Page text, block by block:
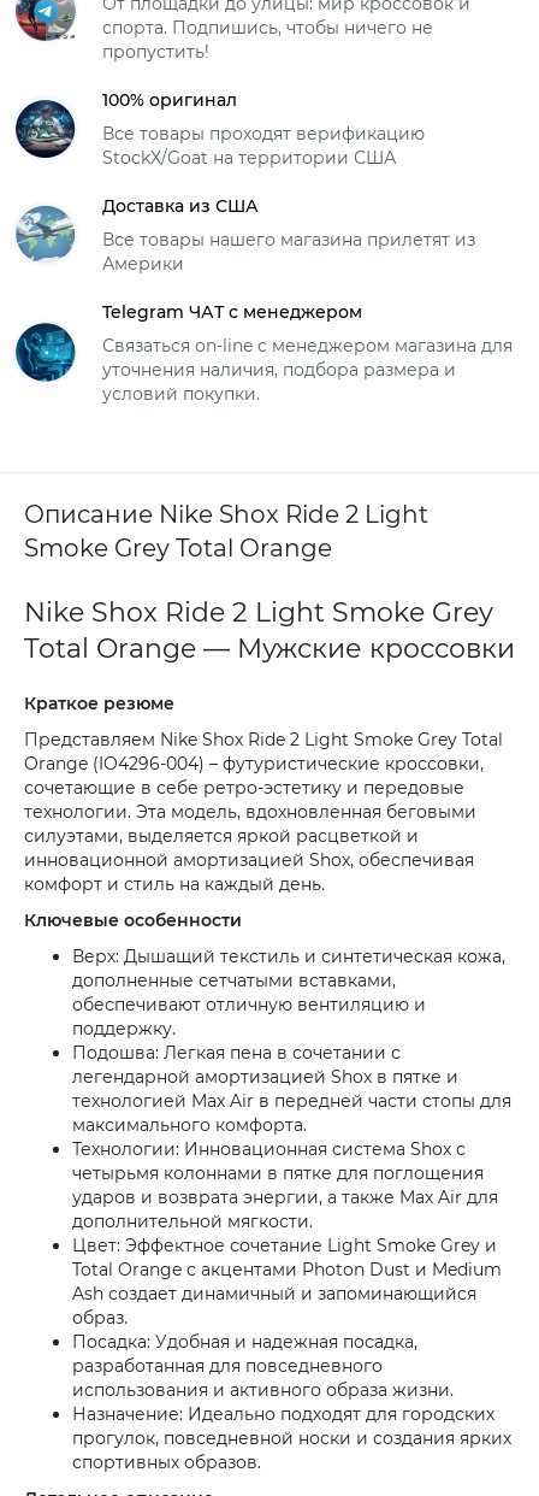
спорта. Подпишись, чтобы ничего не
пропустить!
100% оригинал
Все товары проходят верификацию
StockX/Goat на территории США
Доставка из США
Все товары нашего магазина прилетят из
Америки
Telegram ЧАТ с менеджером
Связаться on-line с менеджером магазина для
уточнения наличия, подбора размера и
условий покупки.
Описание Nike Shox Ride 2 Light
Smoke Grey Total Orange
Nike Shox Ride 2 Light Smoke Grey
Total Orange — Мужские кроссовки
Краткое резюме
Представляем Nike Shox Ride 2 Light Smoke Grey Total
Orange (IO4296-004) – футуристические кроссовки,
сочетающие в себе ретро-эстетику и передовые
технологии. Эта модель, вдохновленная беговыми
силуэтами, выделяется яркой расцветкой и
инновационной амортизацией Shox, обеспечивая
комфорт и стиль на каждый день.
Ключевые особенности
Верх: Дышащий текстиль и синтетическая кожа,
дополненные сетчатыми вставками,
обеспечивают отличную вентиляцию и
поддержку.
Подошва: Легкая пена в сочетании с
легендарной амортизацией Shox в пятке и
технологией Max Air в передней части стопы для
максимального комфорта.
Технологии: Инновационная система Shox с
четырьмя колоннами в пятке для поглощения
ударов и возврата энергии, а также Max Air для
дополнительной мягкости.
Цвет: Эффектное сочетание Light Smoke Grey и
Total Orange с акцентами Photon Dust и Medium
Ash создает динамичный и запоминающийся
образ.
Посадка: Удобная и надежная посадка,
разработанная для повседневного
использования и активного образа жизни.
Назначение: Идеально подходят для городских
прогулок, повседневной носки и создания ярких
спортивных образов.